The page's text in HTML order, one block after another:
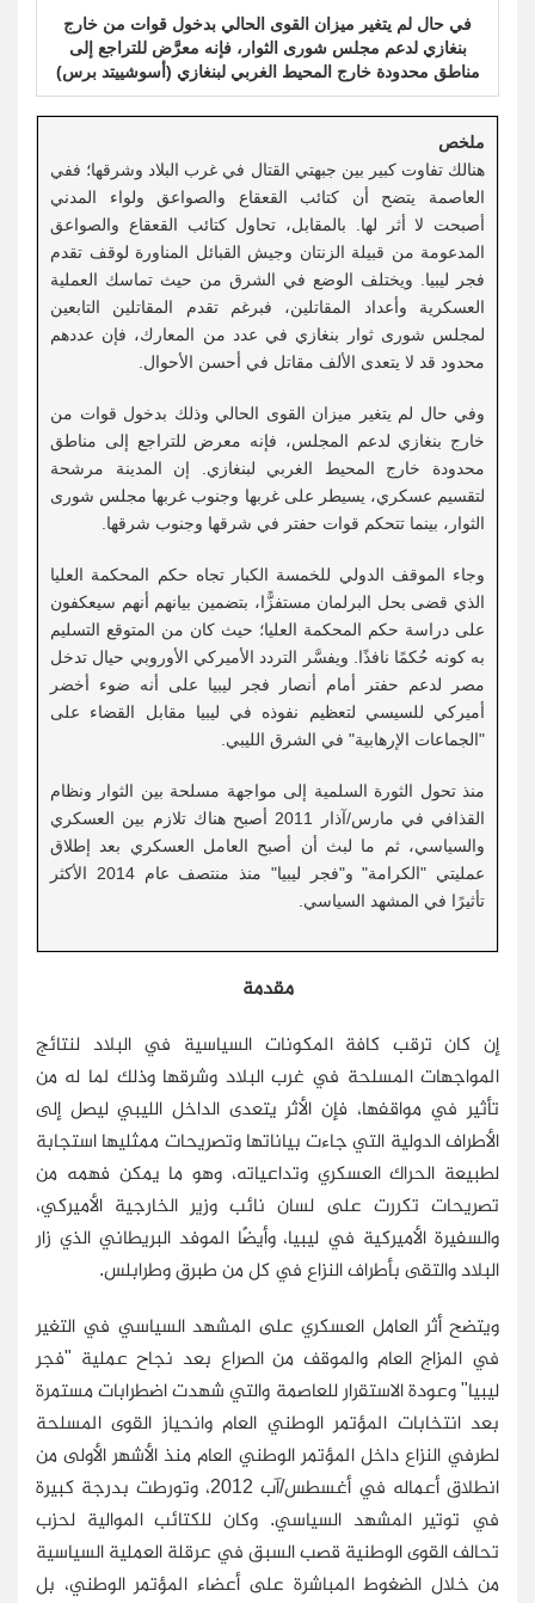
في حال لم يتغير ميزان القوى الحالي بدخول قوات من خارج
بنغازي لدعم مجلس شورى الثوار، فإنه معرَّض للتراجع إلى
مناطق محدودة خارج المحيط الغربي لبنغازي (أسوشييتد برس)
ملخص
هنالك تفاوت كبير بين جبهتي القتال في غرب البلاد وشرقها؛ ففي
العاصمة يتضح أن كتائب القعقاع والصواعق ولواء المدني
أصبحت لا أثر لها. بالمقابل، تحاول كتائب القعقاع والصواعق
المدعومة من قبيلة الزنتان وجيش القبائل المناورة لوقف تقدم
فجر ليبيا. ويختلف الوضع في الشرق من حيث تماسك العملية
العسكرية وأعداد المقاتلين، فبرغم تقدم المقاتلين التابعين
لمجلس شورى ثوار بنغازي في عدد من المعارك، فإن عددهم
محدود قد لا يتعدى الألف مقاتل في أحسن الأحوال.
وفي حال لم يتغير ميزان القوى الحالي وذلك بدخول قوات من
خارج بنغازي لدعم المجلس، فإنه معرض للتراجع إلى مناطق
محدودة خارج المحيط الغربي لبنغازي. إن المدينة مرشحة
لتقسيم عسكري، يسيطر على غربها وجنوب غربها مجلس شورى
الثوار، بينما تتحكم قوات حفتر في شرقها وجنوب شرقها.
وجاء الموقف الدولي للخمسة الكبار تجاه حكم المحكمة العليا
الذي قضى بحل البرلمان مستفزًّا، بتضمين بيانهم أنهم سيعكفون
على دراسة حكم المحكمة العليا؛ حيث كان من المتوقع التسليم
به كونه حُكمًا نافذًا. ويفسَّر التردد الأميركي الأوروبي حيال تدخل
مصر لدعم حفتر أمام أنصار فجر ليبيا على أنه ضوء أخضر
أميركي للسيسي لتعظيم نفوذه في ليبيا مقابل القضاء على
"الجماعات الإرهابية" في الشرق الليبي.
منذ تحول الثورة السلمية إلى مواجهة مسلحة بين الثوار ونظام
القذافي في مارس/آذار 2011 أصبح هناك تلازم بين العسكري
والسياسي، ثم ما لبث أن أصبح العامل العسكري بعد إطلاق
عمليتي "الكرامة" و"فجر ليبيا" منذ منتصف عام 2014 الأكثر
تأثيرًا في المشهد السياسي.
مقدمة
إن كان ترقب كافة المكونات السياسية في البلاد لنتائج
المواجهات المسلحة في غرب البلاد وشرقها وذلك لما له من
تأثير في مواقفها، فإن الأثر يتعدى الداخل الليبي ليصل إلى
الأطراف الدولية التي جاءت بياناتها وتصريحات ممثليها استجابة
لطبيعة الحراك العسكري وتداعياته، وهو ما يمكن فهمه من
تصريحات تكررت على لسان نائب وزير الخارجية الأميركي،
والسفيرة الأميركية في ليبيا، وأيضًا الموفد البريطاني الذي زار
البلاد والتقى بأطراف النزاع في كل من طبرق وطرابلس.
ويتضح أثر العامل العسكري على المشهد السياسي في التغير
في المزاج العام والموقف من الصراع بعد نجاح عملية "فجر
ليبيا" وعودة الاستقرار للعاصمة والتي شهدت اضطرابات مستمرة
بعد انتخابات المؤتمر الوطني العام وانحياز القوى المسلحة
لطرفي النزاع داخل المؤتمر الوطني العام منذ الأشهر الأولى من
انطلاق أعماله في أغسطس/آب 2012، وتورطت بدرجة كبيرة
في توتير المشهد السياسي. وكان للكتائب الموالية لحزب
تحالف القوى الوطنية قصب السبق في عرقلة العملية السياسية
من خلال الضغوط المباشرة على أعضاء المؤتمر الوطني، بل